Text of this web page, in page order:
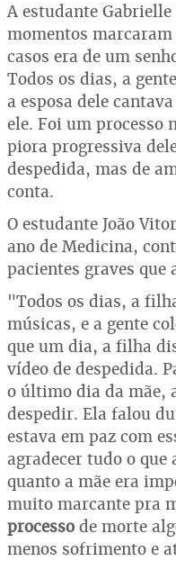
A estudante
momentos
casos era de um
Todos os dias, a
a esposa dele
ele. Foi um processo
piora progressiva
despedida, mas de
conta.
O estudante João
ano de Medicina,
pacientes graves que
"Todos os dias, a
músicas, e a gente
que um dia, a filha
vídeo de despedida.
o último dia da mãe,
despedir. Ela falou
estava em paz com
agradecer tudo o
quanto a mãe era
muito marcante pra
processo de morte
menos sofrimento e